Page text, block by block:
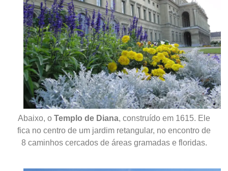
Abaixo, o Templo de Diana, construído em 1615. Ele
fica no centro de um jardim retangular, no encontro de
8 caminhos cercados de áreas gramadas e floridas.